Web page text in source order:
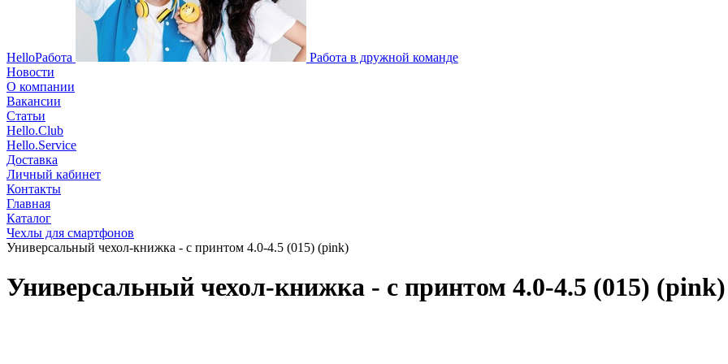
HelloРабота
Работа в дружной команде
Новости
О компании
Вакансии
Статьи
Hello.Club
Hello.Service
Доставка
Личный кабинет
Контакты
Главная
Каталог
Чехлы для смартфонов
Универсальный чехол-книжка - с принтом 4.0-4.5 (015) (pink)
Универсальный чехол-книжка - с принтом 4.0-4.5 (015) (pink)